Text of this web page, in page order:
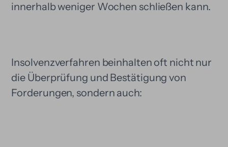
innerhalb weniger Wochen schließen kann.
Insolvenzverfahren beinhalten oft nicht nur
die Überprüfung und Bestätigung von
Forderungen, sondern auch: